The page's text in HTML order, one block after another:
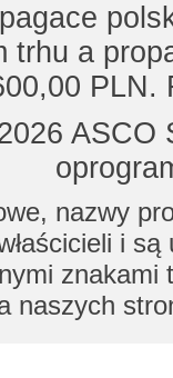
trhu a
nazwy
i
znakami
naszych